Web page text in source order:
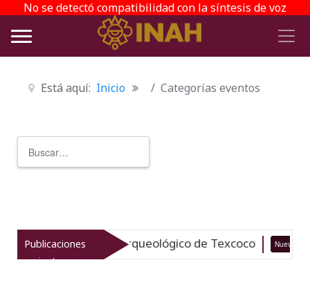
No se detectó compatibilidad con la síntesis de voz
Está aquí: Inicio Categorías eventos
Publicaciones
recientes
el patrimonio arqueológico de Texcoco Nuevo